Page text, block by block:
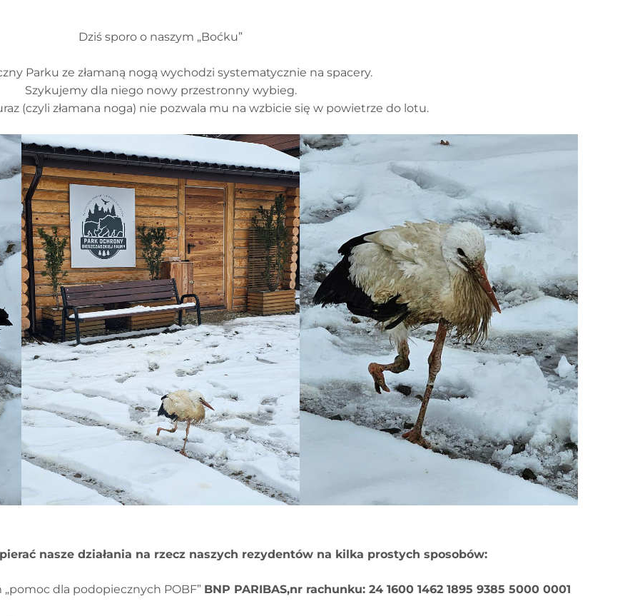
Dziś sporo o naszym „Boćku”
Parku ze złamaną nogą wychodzi systematycznie na spacery.
Szykujemy dla niego nowy przestronny wybieg.
(czyli złamana noga) nie pozwala mu na wzbicie się w powietrze do lotu.
nasze działania na rzecz naszych rezydentów na kilka prostych sposobów:
dla podopiecznych POBF” BNP PARIBAS,nr rachunku: 24 1600 1462 1895 9385 5000 0001